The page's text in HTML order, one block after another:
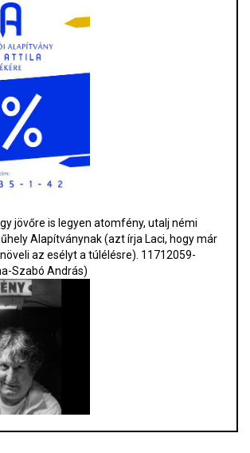
jövőre is legyen atomfény, utalj némi
Alapítványnak (azt írja Laci, hogy már
az esélyt a túlélésre). 11712059-
Szabó András)